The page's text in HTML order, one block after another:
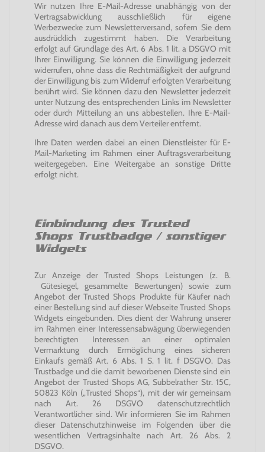
Wir nutzen Ihre E-Mail-Adresse unabhängig von der
Vertragsabwicklung ausschließlich für eigene
Werbezwecke zum Newsletterversand, sofern Sie dem
ausdrücklich zugestimmt haben. Die Verarbeitung
erfolgt auf Grundlage des Art. 6 Abs. 1 lit. a DSGVO mit
Ihrer Einwilligung. Sie können die Einwilligung jederzeit
widerrufen, ohne dass die Rechtmäßigkeit der aufgrund
der Einwilligung bis zum Widerruf erfolgten Verarbeitung
berührt wird. Sie können dazu den Newsletter jederzeit
unter Nutzung des entsprechenden Links im Newsletter
oder durch Mitteilung an uns abbestellen. Ihre E-Mail-
Adresse wird danach aus dem Verteiler entfernt.
Ihre Daten werden dabei an einen Dienstleister für E-
Mail-Marketing im Rahmen einer Auftragsverarbeitung
weitergegeben. Eine Weitergabe an sonstige Dritte
erfolgt nicht.
Einbindung des Trusted
Shops Trustbadge / sonstiger
Widgets
Zur Anzeige der Trusted Shops Leistungen (z. B.
Gütesiegel, gesammelte Bewertungen) sowie zum
Angebot der Trusted Shops Produkte für Käufer nach
einer Bestellung sind auf dieser Webseite Trusted Shops
Widgets eingebunden. Dies dient der Wahrung unserer
im Rahmen einer Interessensabwägung überwiegenden
berechtigten Interessen an einer optimalen
Vermarktung durch Ermöglichung eines sicheren
Einkaufs gemäß Art. 6 Abs. 1 S. 1 lit. f DSGVO. Das
Trustbadge und die damit beworbenen Dienste sind ein
Angebot der Trusted Shops AG, Subbelrather Str. 15C,
50823 Köln („Trusted Shops“), mit der wir gemeinsam
nach Art. 26 DSGVO datenschutzrechtlich
Verantwortlicher sind. Wir informieren Sie im Rahmen
dieser Datenschutzhinweise im Folgenden über die
wesentlichen Vertragsinhalte nach Art. 26 Abs. 2
DSGVO.